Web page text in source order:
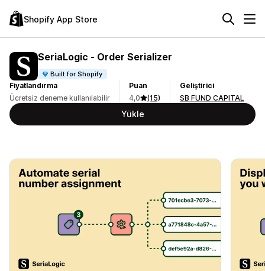
Shopify App Store
SeriaLogic ‑ Order Serializer
Built for Shopify
Fiyatlandırma
Ücretsiz deneme kullanılabilir
Puan
4,0
(15)
Geliştirici
SB FUND CAPITAL
Yükle